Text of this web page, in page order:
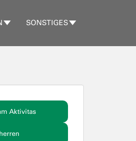
SONSTIGES
Aktivitas